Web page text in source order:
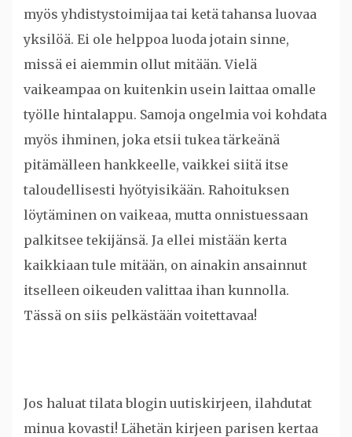
myös yhdistystoimijaa tai ketä tahansa luovaa
yksilöä. Ei ole helppoa luoda jotain sinne,
missä ei aiemmin ollut mitään. Vielä
vaikeampaa on kuitenkin usein laittaa omalle
työlle hintalappu. Samoja ongelmia voi kohdata
myös ihminen, joka etsii tukea tärkeänä
pitämälleen hankkeelle, vaikkei siitä itse
taloudellisesti hyötyisikään. Rahoituksen
löytäminen on vaikeaa, mutta onnistuessaan
palkitsee tekijänsä. Ja ellei mistään kerta
kaikkiaan tule mitään, on ainakin ansainnut
itselleen oikeuden valittaa ihan kunnolla.
Tässä on siis pelkästään voitettavaa!
Jos haluat tilata blogin uutiskirjeen, ilahdutat
minua kovasti! Lähetän kirjeen parisen kertaa